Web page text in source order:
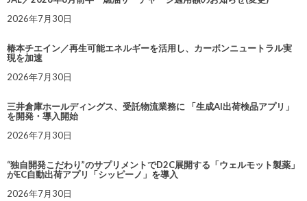
2026年7月30日
椿本チエイン／再生可能エネルギーを活用し、カーボンニュートラル実
現を加速
2026年7月30日
三井倉庫ホールディングス、受託物流業務に 「生成AI出荷検品アプリ」
を開発・導入開始
2026年7月30日
“独自開発こだわり”のサプリメントでD2C展開する「ウェルモット製薬」
がEC自動出荷アプリ「シッピーノ」を導入
2026年7月30日